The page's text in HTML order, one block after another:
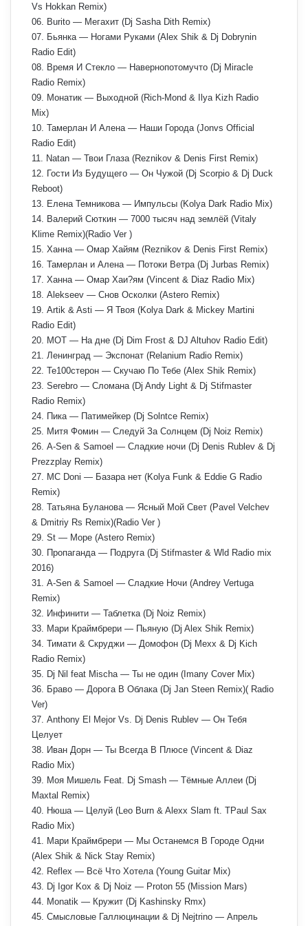
Vs Hokkan Remix)
06. Burito — Мегахит (Dj Sasha Dith Remix)
07. Бьянка — Ногами Руками (Alex Shik & Dj Dobrynin
Radio Edit)
08. Время И Стекло — Навернопотомучто (Dj Miracle
Radio Remix)
09. Монатик — Выходной (Rich-Mond & Ilya Kizh Radio
Mix)
10. Тамерлан И Алена — Наши Города (Jonvs Official
Radio Edit)
11. Natan — Твои Глаза (Reznikov & Denis First Remix)
12. Гости Из Будущего — Он Чужой (Dj Scorpio & Dj Duck
Reboot)
13. Елена Темникова — Импульсы (Kolya Dark Radio Mix)
14. Валерий Сюткин — 7000 тысяч над землёй (Vitaly
Klime Remix)(Radio Ver )
15. Ханна — Омар Хайям (Reznikov & Denis First Remix)
16. Тамерлан и Алена — Потоки Ветра (Dj Jurbas Remix)
17. Ханна — Омар Хаи?ям (Vincent & Diaz Radio Mix)
18. Alekseev — Снов Осколки (Astero Remix)
19. Artik & Asti — Я Твоя (Kolya Dark & Mickey Martini
Radio Edit)
20. МОТ — На дне (Dj Dim Frost & DJ Altuhov Radio Edit)
21. Ленинград — Экспонат (Relanium Radio Remix)
22. Те100стерон — Скучаю По Тебе (Alex Shik Remix)
23. Serebro — Сломана (Dj Andy Light & Dj Stifmaster
Radio Remix)
24. Пика — Патимейкер (Dj Solntce Remix)
25. Митя Фомин — Следуй За Солнцем (Dj Noiz Remix)
26. A-Sen & Samoel — Сладкие ночи (Dj Denis Rublev & Dj
Prezzplay Remix)
27. MC Doni — Базара нет (Kolya Funk & Eddie G Radio
Remix)
28. Татьяна Буланова — Ясный Мой Свет (Pavel Velchev
& Dmitriy Rs Remix)(Radio Ver )
29. St — Море (Astero Remix)
30. Пропаганда — Подруга (Dj Stifmaster & Wld Radio mix
2016)
31. A-Sen & Samoel — Сладкие Ночи (Andrey Vertuga
Remix)
32. Инфинити — Таблетка (Dj Noiz Remix)
33. Мари Краймбрери — Пьяную (Dj Alex Shik Remix)
34. Тимати & Скруджи — Домофон (Dj Mexx & Dj Kich
Radio Remix)
35. Dj Nil feat Mischa — Ты не один (Imany Cover Mix)
36. Браво — Дорога В Облака (Dj Jan Steen Remix)( Radio
Ver)
37. Anthony El Mejor Vs. Dj Denis Rublev — Он Тебя
Целует
38. Иван Дорн — Ты Всегда В Плюсе (Vincent & Diaz
Radio Mix)
39. Моя Мишель Feat. Dj Smash — Тёмные Аллеи (Dj
Maxtal Remix)
40. Нюша — Целуй (Leo Burn & Alexx Slam ft. TPaul Sax
Radio Mix)
41. Мари Краймбрери — Мы Останемся В Городе Одни
(Alex Shik & Nick Stay Remix)
42. Reflex — Всё Что Хотела (Young Guitar Mix)
43. Dj Igor Kox & Dj Noiz — Proton 55 (Mission Mars)
44. Monatik — Кружит (Dj Kashinsky Rmx)
45. Смысловые Галлюцинации & Dj Nejtrino — Апрель